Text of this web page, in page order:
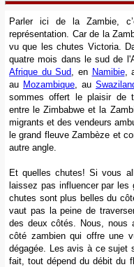
Parler ici de la Zambie,
représentation. Car de la
vu que les chutes Victoria.
quatre mois dans le sud de
Afrique du Sud, en Namibie,
au Mozambique, au
sommes offert le plaisir de
entre le Zimbabwe et la
migrants et des vendeurs
le grand fleuve Zambèze et
autre angle.
Et quelles chutes! Si vous
laissez pas influencer par
chutes sont plus belles du
vaut pas la peine de
des deux côtés. Nous, nous
côté zambien qui offre une
dégagée. Les avis à ce sujet
fait, tout dépend du débit du